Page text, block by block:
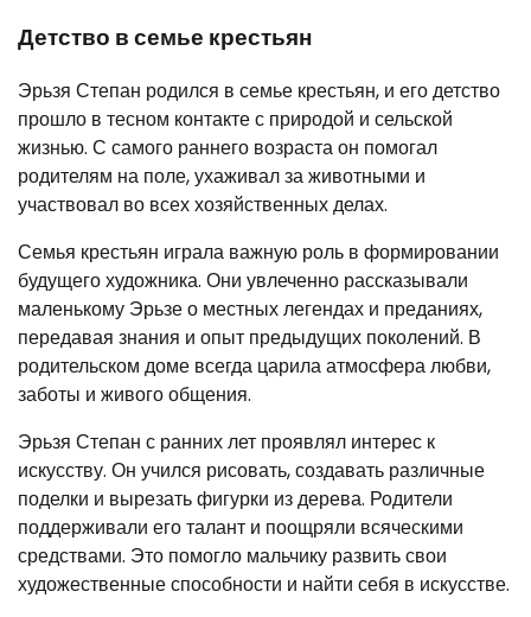
Детство в семье крестьян
Эрьзя Степан родился в семье крестьян, и его детство
прошло в тесном контакте с природой и сельской
жизнью. С самого раннего возраста он помогал
родителям на поле, ухаживал за животными и
участвовал во всех хозяйственных делах.
Семья крестьян играла важную роль в формировании
будущего художника. Они увлеченно рассказывали
маленькому Эрьзе о местных легендах и преданиях,
передавая знания и опыт предыдущих поколений. В
родительском доме всегда царила атмосфера любви,
заботы и живого общения.
Эрьзя Степан с ранних лет проявлял интерес к
искусству. Он учился рисовать, создавать различные
поделки и вырезать фигурки из дерева. Родители
поддерживали его талант и поощряли всяческими
средствами. Это помогло мальчику развить свои
художественные способности и найти себя в искусстве.